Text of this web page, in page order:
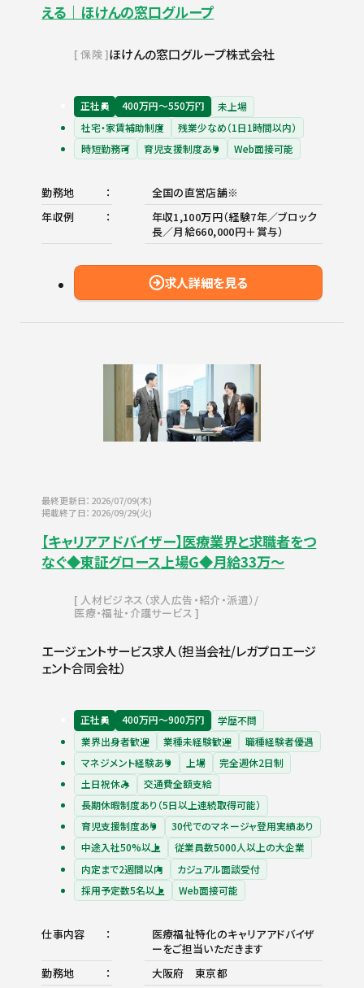
える｜ほけんの窓口グループ
保険 ほけんの窓口グループ株式会社
正社員 400万円〜550万円
未上場
社宅・家賃補助制度
残業少なめ（1日1時間以内）
時短勤務可
育児支援制度あり Web面接可能
勤務地
全国の直営店舗※
年収例
年収1,100万円（経験7年／ブロック
長／月給660,000円＋賞与）
求人詳細を見る
最終更新日：2026/07/09(木)
掲載終了日：2026/09/29(火)
【キャリアアドバイザー】医療業界と求職者をつ
なぐ◆東証グロース上場G◆月給33万〜
人材ビジネス（求人広告・紹介・派遣）
医療・福祉・介護サービス
エージェントサービス求人（担当会社/レガプロエージ
ェント合同会社）
正社員 400万円〜900万円
学歴不問
業界出身者歓迎
業種未経験歓迎
職種経験者優遇
マネジメント経験あり
上場
完全週休2日制
土日祝休み
交通費全額支給
長期休暇制度あり（5日以上連続取得可能）
育児支援制度あり
30代でのマネージャ登用実績あり
中途入社50%以上
従業員数5000人以上の大企業
内定まで2週間以内
カジュアル面談受付
採用予定数5名以上
Web面接可能
仕事内容
医療福祉特化のキャリアアドバイザ
ーをご担当いただきます
勤務地
大阪府 東京都